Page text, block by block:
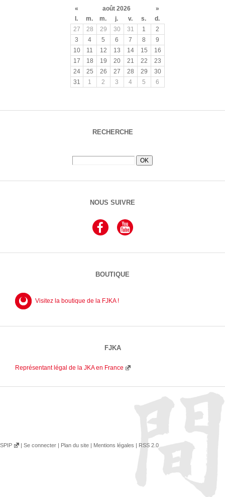
« août 2026
»
l.
m. m. j. v. s.
d.
27
28 29 30 31 1
2
3
4 5 6 7 8
9
10
11 12 13 14 15
16
17
18 19 20 21 22
23
24
25 26 27 28 29
30
31
1 2 3 4 5 6
RECHERCHE
NOUS SUIVRE
BOUTIQUE
Visitez la boutique de la FJKA !
FJKA
Représentant légal de la JKA en France
SPIP | Se connecter | Plan du site | Mentions légales | RSS 2.0